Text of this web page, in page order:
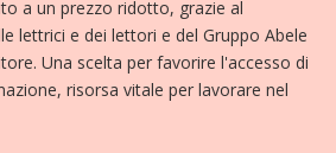
a un prezzo ridotto, grazie al
lettrici e dei lettori e del Gruppo Abele
Una scelta per favorire l'accesso di
risorsa vitale per lavorare nel